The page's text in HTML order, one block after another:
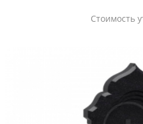
Стоимость